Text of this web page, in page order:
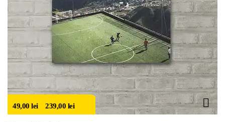
49,00 lei– 239,00 lei